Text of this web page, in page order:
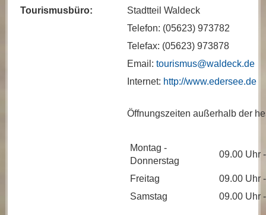
Tourismusbüro:
Stadtteil Waldeck
Telefon: (05623) 973782
Telefax: (05623) 973878
Email: tourismus@waldeck.de
Internet: http://www.edersee.de
Öffnungszeiten außerhalb der
Montag -
Donnerstag
09.00 Uhr
Freitag
09.00 Uhr
Samstag
09.00 Uhr